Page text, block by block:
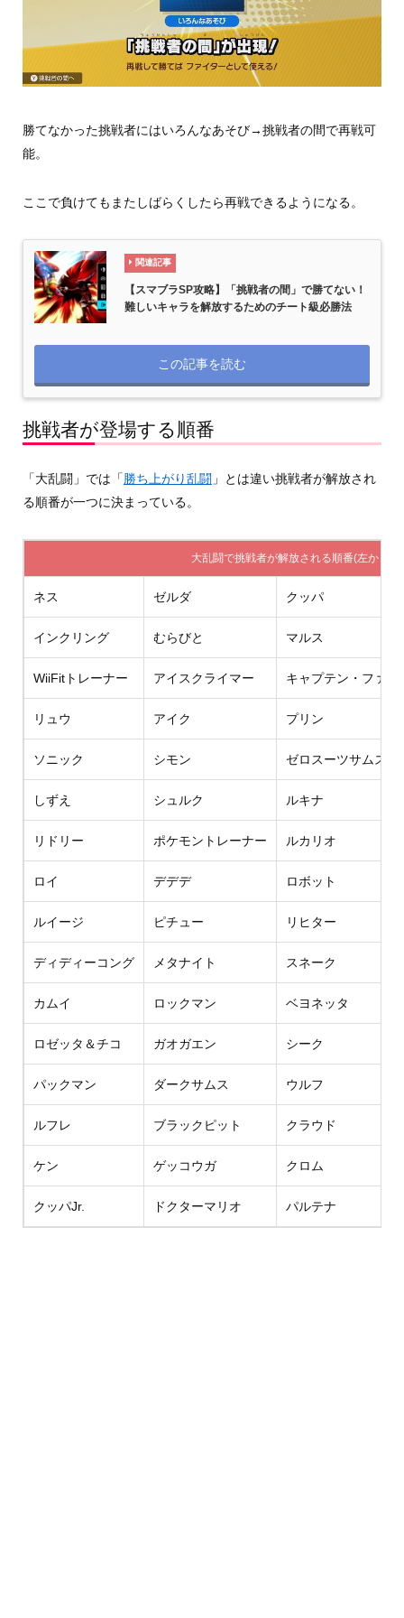
勝てなかった挑戦者にはいろんなあそび→挑戦者の間で再戦可
能。
ここで負けてもまたしばらくしたら再戦できるようになる。
関連記事
【スマブラSP攻略】「挑戦者の間」で勝てない！
難しいキャラを解放するためのチート級必勝法
この記事を読む
挑戦者が登場する順番
「大乱闘」では「 勝ち上がり乱闘 」とは違い挑戦者が解放され
る順番が一つに決まっている。
大乱闘で挑戦者が解放される順番(左から右)
ネス ゼルダ クッパ
インクリング むらびと マルス
WiiFitトレーナー アイスクライマー キャプテン・ファル
リュウ アイク プリン
ソニック シモン ゼロスーツサムス
しずえ シュルク ルキナ
リドリー ポケモントレーナー ルカリオ
ロイ デデデ ロボット
ルイージ ピチュー リヒター
ディディーコング メタナイト スネーク
カムイ ロックマン ベヨネッタ
ロゼッタ＆チコ ガオガエン シーク
パックマン ダークサムス ウルフ
ルフレ ブラックピット クラウド
ケン ゲッコウガ クロム
クッパJr. ドクターマリオ パルテナ